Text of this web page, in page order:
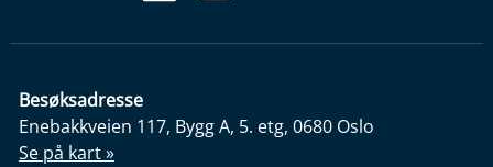
Besøksadresse
Enebakkveien 117, Bygg A, 5. etg, 0680 Oslo
Se på kart »